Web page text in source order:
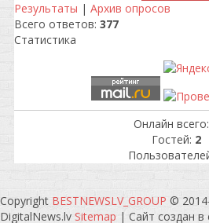
Результаты | Архив опросов
Всего ответов: 377
Статистика
Онлайн всего:
Гостей: 2
Copyright BESTNEWSLV_GROUP ©
DigitalNews.lv Sitemap | Сайт создан в